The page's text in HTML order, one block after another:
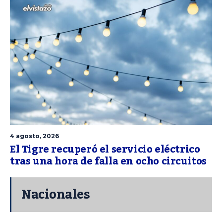
4 agosto, 2026
El Tigre recuperó el servicio eléctrico
tras una hora de falla en ocho circuitos
Nacionales